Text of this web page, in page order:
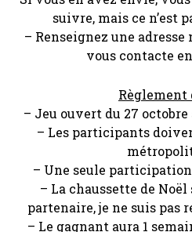
suivre, mais ce n’est
– Renseignez une
vous contacte
Règlement
– Jeu ouvert du 27
– Les participants
– Une seule
– La chaussette de
partenaire, je ne suis pas
– Le gagnant aura 1